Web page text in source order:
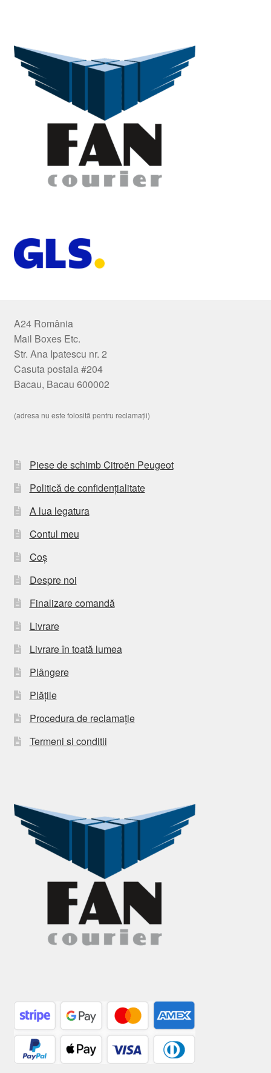
A24 România
Mail Boxes Etc.
Str. Ana Ipatescu nr. 2
Casuta postala #204
Bacau, Bacau 600002
(adresa nu este folosită pentru reclamații)
Piese de schimb Citroën Peugeot
Politică de confidențialitate
A lua legatura
Contul meu
Coș
Despre noi
Finalizare comandă
Livrare
Livrare în toată lumea
Plângere
Plățile
Procedura de reclamație
Termeni si conditii